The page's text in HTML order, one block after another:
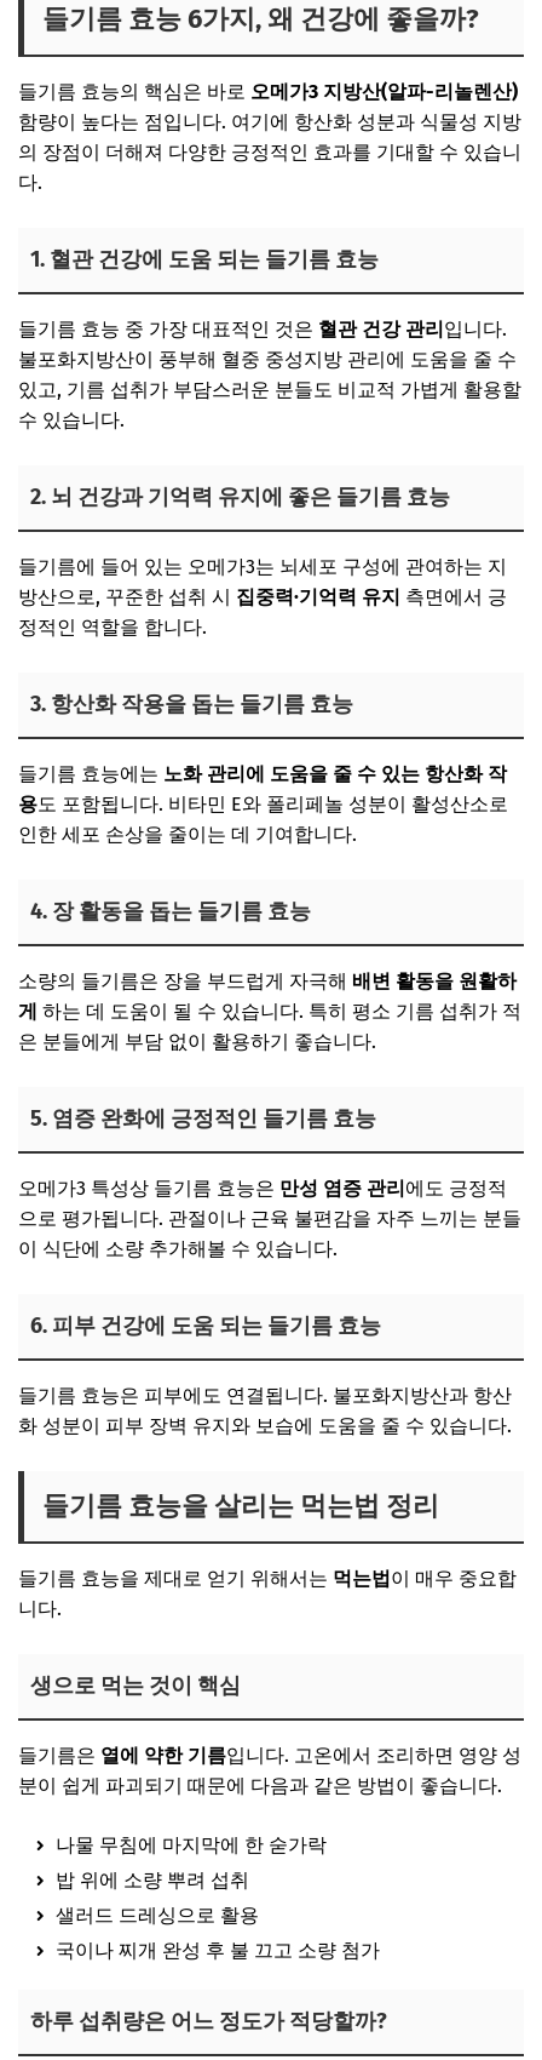
들기름 효능 6가지, 왜 건강에 좋을까?
들기름 효능의 핵심은 바로 오메가3 지방산(알파-리놀렌산)
함량이 높다는 점입니다. 여기에 항산화 성분과 식물성 지방
의 장점이 더해져 다양한 긍정적인 효과를 기대할 수 있습니
다.
1. 혈관 건강에 도움 되는 들기름 효능
들기름 효능 중 가장 대표적인 것은 혈관 건강 관리입니다.
불포화지방산이 풍부해 혈중 중성지방 관리에 도움을 줄 수
있고, 기름 섭취가 부담스러운 분들도 비교적 가볍게 활용할
수 있습니다.
2. 뇌 건강과 기억력 유지에 좋은 들기름 효능
들기름에 들어 있는 오메가3는 뇌세포 구성에 관여하는 지
방산으로, 꾸준한 섭취 시 집중력·기억력 유지 측면에서 긍
정적인 역할을 합니다.
3. 항산화 작용을 돕는 들기름 효능
들기름 효능에는 노화 관리에 도움을 줄 수 있는 항산화 작
용도 포함됩니다. 비타민 E와 폴리페놀 성분이 활성산소로
인한 세포 손상을 줄이는 데 기여합니다.
4. 장 활동을 돕는 들기름 효능
소량의 들기름은 장을 부드럽게 자극해 배변 활동을 원활하
게 하는 데 도움이 될 수 있습니다. 특히 평소 기름 섭취가 적
은 분들에게 부담 없이 활용하기 좋습니다.
5. 염증 완화에 긍정적인 들기름 효능
오메가3 특성상 들기름 효능은 만성 염증 관리에도 긍정적
으로 평가됩니다. 관절이나 근육 불편감을 자주 느끼는 분들
이 식단에 소량 추가해볼 수 있습니다.
6. 피부 건강에 도움 되는 들기름 효능
들기름 효능은 피부에도 연결됩니다. 불포화지방산과 항산
화 성분이 피부 장벽 유지와 보습에 도움을 줄 수 있습니다.
들기름 효능을 살리는 먹는법 정리
들기름 효능을 제대로 얻기 위해서는 먹는법이 매우 중요합
니다.
생으로 먹는 것이 핵심
들기름은 열에 약한 기름입니다. 고온에서 조리하면 영양 성
분이 쉽게 파괴되기 때문에 다음과 같은 방법이 좋습니다.
나물 무침에 마지막에 한 숟가락
밥 위에 소량 뿌려 섭취
샐러드 드레싱으로 활용
국이나 찌개 완성 후 불 끄고 소량 첨가
하루 섭취량은 어느 정도가 적당할까?